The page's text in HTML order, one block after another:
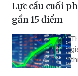
Lực cầu cuối
gần 15 điểm